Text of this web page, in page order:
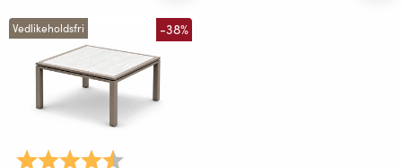
Vedlikeholdsfri -38%
Karakter: